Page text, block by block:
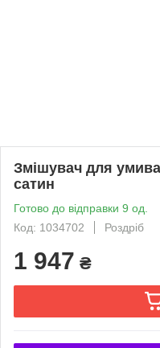
Змішувач для
сатин
Готово до відправки 9 од.
Код: 1034702
Роздріб
1 947 ₴